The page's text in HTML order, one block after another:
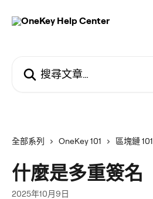
全部系列 OneKey 101 區塊鏈 101
什麼是多重簽名
2025年10月9日